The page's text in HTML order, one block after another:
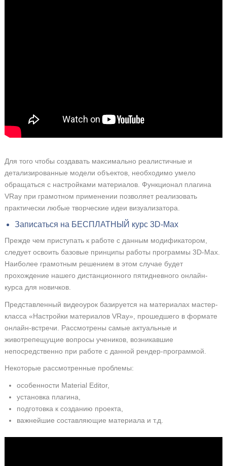
Для того чтобы создавать максимально реалистичные и
детализированные модели объектов, необходимо умело
обращаться с настройками материалов. Функционал плагина
VRay при грамотном применении позволяет реализовать
практически любые творческие идеи визуализатора.
Записаться на БЕСПЛАТНЫЙ курс 3D-Max
Прежде чем приступать к работе с данным модификатором,
следует освоить базовые принципы работы программы 3D-Max.
Наиболее грамотным решением в этом случае будет
прохождение нашего дистанционного пятидневного онлайн-
курса для новичков.
Представленный видеоурок базируется на материалах мастер-
класса «Настройки материалов VRay», прошедшего в формате
онлайн-встречи. Рассмотрены самые актуальные и
животрепещущие вопросы учеников, возникавшие
непосредственно при работе с данной рендер-программой.
Некоторые рассмотренные проблемы:
особенности Material Editor,
установка плагина,
подготовка к созданию проекта,
важнейшие составляющие материала и т.д.